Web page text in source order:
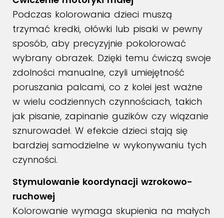
Podczas kolorowania dzieci muszą
trzymać kredki, ołówki lub pisaki w pewny
sposób, aby precyzyjnie pokolorować
wybrany obrazek. Dzięki temu ćwiczą swoje
zdolności manualne, czyli umiejętność
poruszania palcami, co z kolei jest ważne
w wielu codziennych czynnościach, takich
jak pisanie, zapinanie guzików czy wiązanie
sznurowadeł. W efekcie dzieci stają się
bardziej samodzielne w wykonywaniu tych
czynności.
Stymulowanie koordynacji wzrokowo-
ruchowej
Kolorowanie wymaga skupienia na małych